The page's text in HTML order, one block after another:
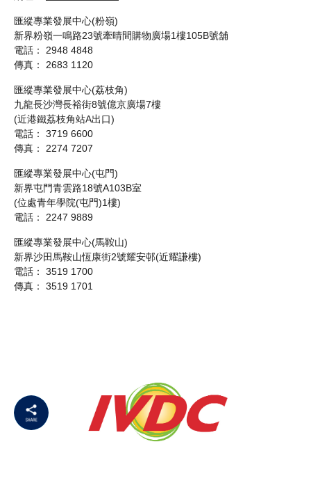
匯縱專業發展中心(粉嶺)
新界粉嶺一鳴路23號牽晴間購物廣場1樓105B號舖
電話： 2948 4848
傳真： 2683 1120
匯縱專業發展中心(荔枝角)
九龍長沙灣長裕街8號億京廣場7樓
(近港鐵荔枝角站A出口)
電話： 3719 6600
傳真： 2274 7207
匯縱專業發展中心(屯門)
新界屯門青雲路18號A103B室
(位處青年學院(屯門)1樓)
電話： 2247 9889
匯縱專業發展中心(馬鞍山)
新界沙田馬鞍山恆康街2號耀安邨(近耀謙樓)
電話： 3519 1700
傳真： 3519 1701